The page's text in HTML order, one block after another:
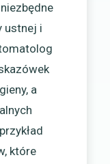
ustnej i
a
które